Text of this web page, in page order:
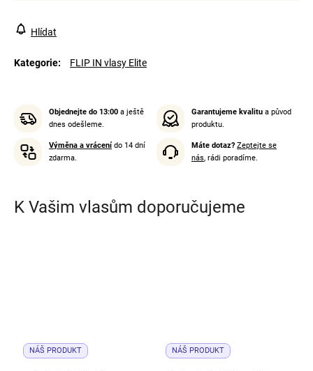
Kategorie: FLIP IN vlasy Elite
Hlídat
Objednejte do 13:00 a ještě
dnes odešleme.
Garantujeme kvalitu a původ
produktu.
Výměna a vrácenído 14 dní
zdarma.
Máte dotaz? Zeptejte se
nás, rádi poradíme.
K Vašim vlasům doporučujeme
NÁŠ PRODUKT NÁŠ PRODUKT